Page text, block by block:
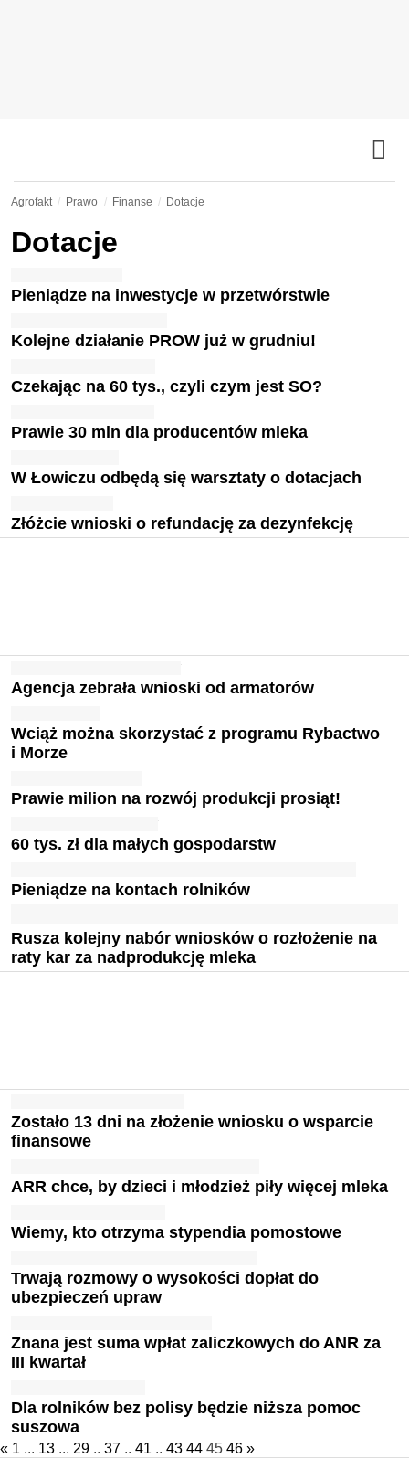
Agrofakt Prawo Finanse Dotacje
Dotacje
Pieniądze na inwestycje w przetwórstwie
Kolejne działanie PROW już w grudniu!
Czekając na 60 tys., czyli czym jest SO?
Prawie 30 mln dla producentów mleka
W Łowiczu odbędą się warsztaty o dotacjach
Złóżcie wnioski o refundację za dezynfekcję
Agencja zebrała wnioski od armatorów
Wciąż można skorzystać z programu Rybactwo
i Morze
Prawie milion na rozwój produkcji prosiąt!
60 tys. zł dla małych gospodarstw
Pieniądze na kontach rolników
Rusza kolejny nabór wniosków o rozłożenie na
raty kar za nadprodukcję mleka
Zostało 13 dni na złożenie wniosku o wsparcie
finansowe
ARR chce, by dzieci i młodzież piły więcej mleka
Wiemy, kto otrzyma stypendia pomostowe
Trwają rozmowy o wysokości dopłat do
ubezpieczeń upraw
Znana jest suma wpłat zaliczkowych do ANR za
III kwartał
Dla rolników bez polisy będzie niższa pomoc
suszowa
« 1 ... 13 ... 29 .. 37 .. 41 .. 43 44 45 46 »